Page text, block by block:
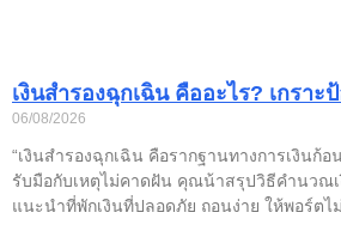
เงินสำรองฉุกเฉิน คืออะไร? เกราะ
06/08/2026
“เงินสำรองฉุกเฉิน คือรากฐานทางการเงินก้
รับมือกับเหตุไม่คาดฝัน คุณน้าสรุปวิธีคำนวณเ
แนะนำที่พักเงินที่ปลอดภัย ถอนง่าย ให้พอร์ตไ